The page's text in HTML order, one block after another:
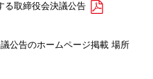
る取締役会決議公告
公告のホームページ掲載 場所